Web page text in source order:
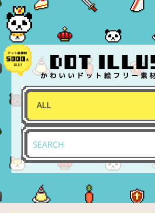
かわいいドット絵フリー素